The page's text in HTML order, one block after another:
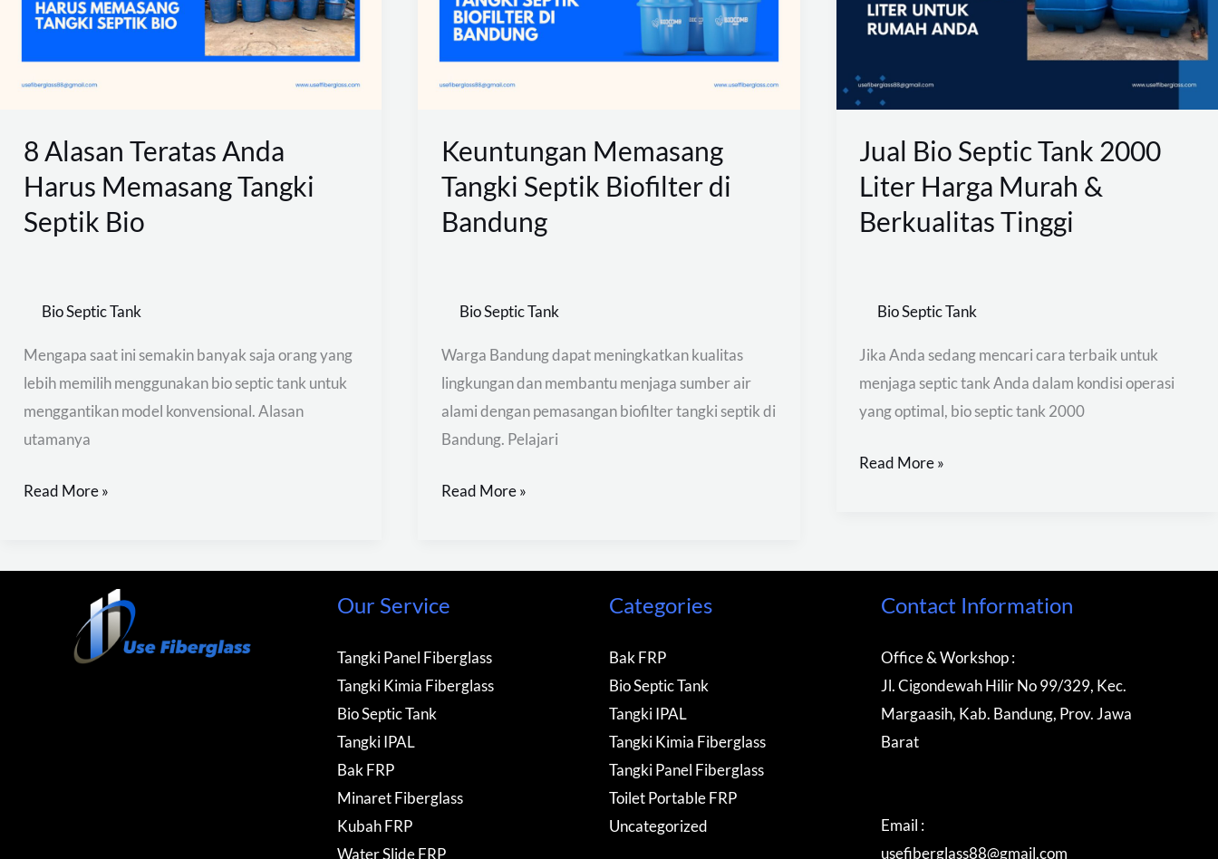
8 Alasan Teratas Anda
Harus Memasang Tangki
Septik Bio
Bio Septic Tank
Mengapa saat ini semakin banyak saja orang yang
lebih memilih menggunakan bio septic tank untuk
menggantikan model konvensional. Alasan
utamanya
Harus
Read More »
Keuntungan Memasang
Tangki Septik Biofilter di
Bandung
Bio Septic Tank
Warga Bandung dapat meningkatkan kualitas
lingkungan dan membantu menjaga sumber air
alami dengan pemasangan biofilter tangki septik di
Bandung. Pelajari
Biofilter
Read More »
Jual Bio Septic Tank 2000
Liter Harga Murah &
Berkualitas Tinggi
Bio Septic Tank
Jika Anda sedang mencari cara terbaik untuk
menjaga septic tank Anda dalam kondisi operasi
yang optimal, bio septic tank 2000
2000
Harga
Murah
Berkualitas
Tinggi
Read More »
Our Service
Tangki Panel Fiberglass
Tangki Kimia Fiberglass
Bio Septic Tank
Tangki IPAL
Bak FRP
Minaret Fiberglass
Kubah FRP
Water Slide FRP
Categories
Bak FRP
Bio Septic Tank
Tangki IPAL
Tangki Kimia Fiberglass
Tangki Panel Fiberglass
Toilet Portable FRP
Uncategorized
Contact Information
Office & Workshop :
Jl. Cigondewah Hilir No 99/329, Kec.
Margaasih, Kab. Bandung, Prov. Jawa
Barat
Email :
usefiberglass88@gmail.com